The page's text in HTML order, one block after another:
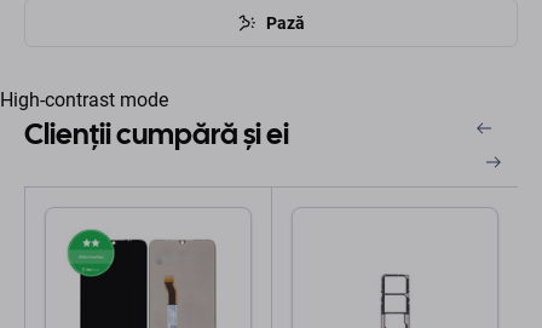
Pază
High-contrast mode
Clienții cumpără și ei